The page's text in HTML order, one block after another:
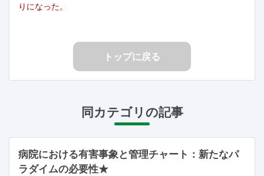
りになった。
トップに戻る
同カテゴリの記事
病院における有害事象と管理チャート：新たなパ
ラダイムの必要性★